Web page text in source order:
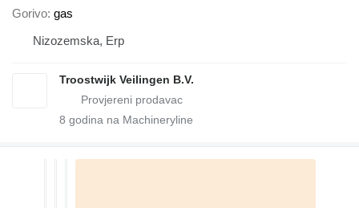
Gorivo gas
Nizozemska, Erp
Troostwijk Veilingen B.V.
8 godina na Machineryline